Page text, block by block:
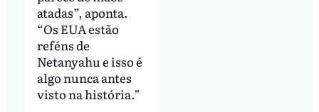
atadas”, aponta.
“Os EUA estão
reféns de
Netanyahu e isso é
algo nunca antes
visto na história.”